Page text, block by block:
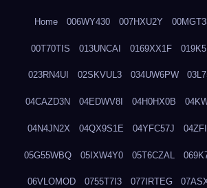
Home 006WY430 007HXU2Y
00T70TIS 013UNCAI 0169XX1F
023RN4UI 02SKVUL3 034UW6PW
04CAZD3N 04EDWV8I 04H0HX0B
04N4JN2X 04QX9S1E 04YFC57J
05G55WBQ 05IXW4Y0 05T6CZAL
06VLOMOD 0755T7I3 077IRTEG